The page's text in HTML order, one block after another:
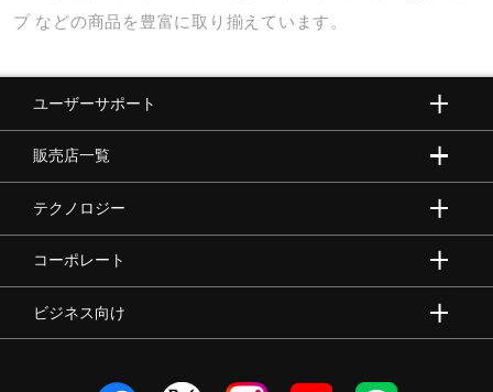
プ などの商品を豊富に取り揃えています。
ユーザーサポート
販売店一覧
テクノロジー
コーポレート
ビジネス向け